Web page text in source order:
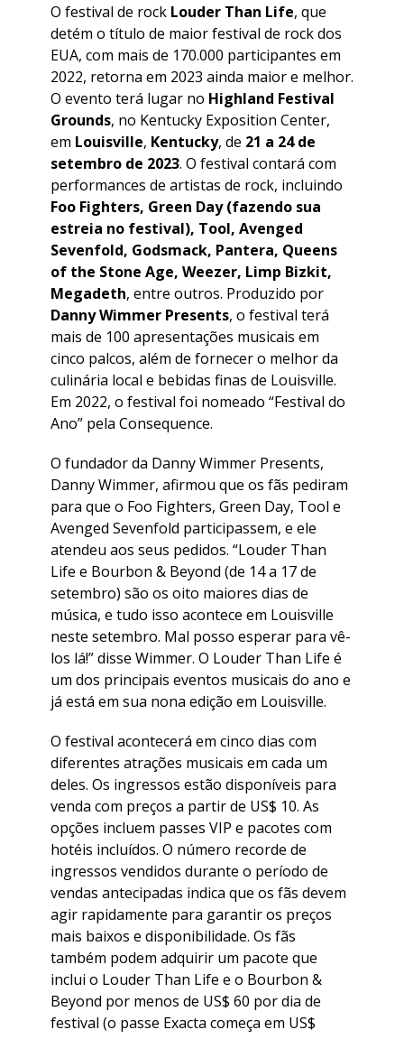
O festival de rock Louder Than Life, que
detém o título de maior festival de rock dos
EUA, com mais de 170.000 participantes em
2022, retorna em 2023 ainda maior e melhor.
O evento terá lugar no Highland Festival
Grounds, no Kentucky Exposition Center,
em Louisville, Kentucky, de 21 a 24 de
setembro de 2023. O festival contará com
performances de artistas de rock, incluindo
Foo Fighters, Green Day (fazendo sua
estreia no festival), Tool, Avenged
Sevenfold, Godsmack, Pantera, Queens
of the Stone Age, Weezer, Limp Bizkit,
Megadeth, entre outros. Produzido por
Danny Wimmer Presents, o festival terá
mais de 100 apresentações musicais em
cinco palcos, além de fornecer o melhor da
culinária local e bebidas finas de Louisville.
Em 2022, o festival foi nomeado “Festival do
Ano” pela Consequence.
O fundador da Danny Wimmer Presents,
Danny Wimmer, afirmou que os fãs pediram
para que o Foo Fighters, Green Day, Tool e
Avenged Sevenfold participassem, e ele
atendeu aos seus pedidos. “Louder Than
Life e Bourbon & Beyond (de 14 a 17 de
setembro) são os oito maiores dias de
música, e tudo isso acontece em Louisville
neste setembro. Mal posso esperar para vê-
los lá!” disse Wimmer. O Louder Than Life é
um dos principais eventos musicais do ano e
já está em sua nona edição em Louisville.
O festival acontecerá em cinco dias com
diferentes atrações musicais em cada um
deles. Os ingressos estão disponíveis para
venda com preços a partir de US$ 10. As
opções incluem passes VIP e pacotes com
hotéis incluídos. O número recorde de
ingressos vendidos durante o período de
vendas antecipadas indica que os fãs devem
agir rapidamente para garantir os preços
mais baixos e disponibilidade. Os fãs
também podem adquirir um pacote que
inclui o Louder Than Life e o Bourbon &
Beyond por menos de US$ 60 por dia de
festival (o passe Exacta começa em US$